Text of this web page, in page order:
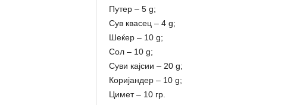
Путер – 5 g;
Сув квасец – 4 g;
Шеќер – 10 g;
Сол – 10 g;
Суви кајсии – 20 g;
Коријандер – 10 g;
Цимет – 10 гр.